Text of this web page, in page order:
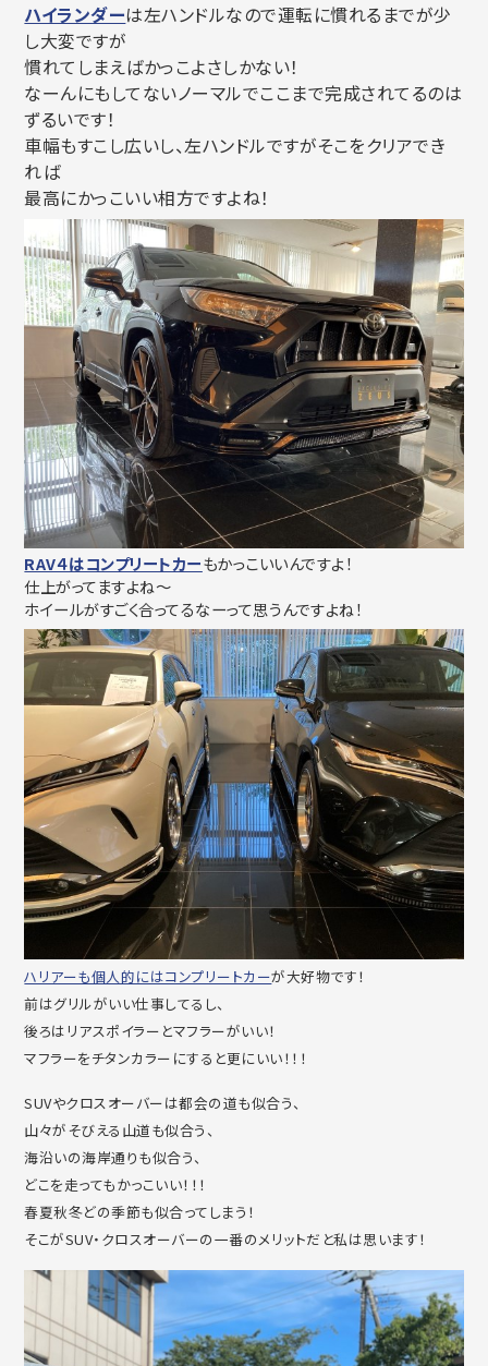
ハイランダーは左ハンドルなので運転に慣れるまでが少
し大変ですが
慣れてしまえばかっこよさしかない！
なーんにもしてないノーマルでここまで完成されてるのは
ずるいです！
車幅もすこし広いし、左ハンドルですがそこをクリアでき
れば
最高にかっこいい相方ですよね！
RAV４はコンプリートカーもかっこいいんですよ！
仕上がってますよね～
ホイールがすごく合ってるなーって思うんですよね！
ハリアーも個人的にはコンプリートカーが大好物です！
前はグリルがいい仕事してるし、
後ろはリアスポイラーとマフラーがいい！
マフラーをチタンカラーにすると更にいい！！！
SUVやクロスオーバーは都会の道も似合う、
山々がそびえる山道も似合う、
海沿いの海岸通りも似合う、
どこを走ってもかっこいい！！！
春夏秋冬どの季節も似合ってしまう！
そこがSUV・クロスオーバーの一番のメリットだと私は思います！